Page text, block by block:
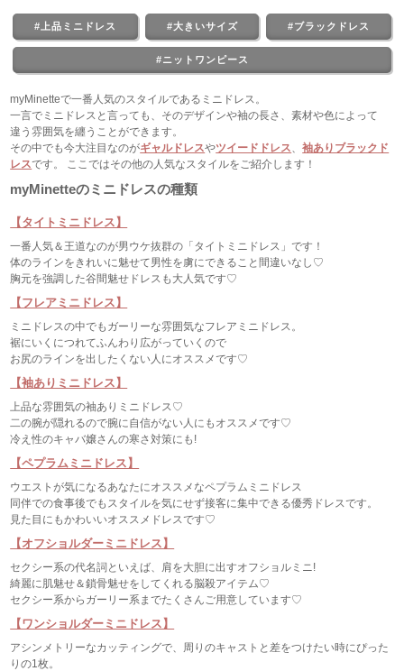
#上品ミニドレス #大きいサイズ #ブラックドレス
#ニットワンピース
myMinetteで一番人気のスタイルであるミニドレス。
一言でミニドレスと言っても、そのデザインや袖の長さ、素材や色によって
違う雰囲気を纏うことができます。
その中でも今大注目なのがギャルドレスやツイードドレス 、袖ありブラックド
レスです。 ここではその他の人気なスタイルをご紹介します！
myMinetteのミニドレスの種類
【タイトミニドレス】
一番人気＆王道なのが男ウケ抜群の「タイトミニドレス」です！
体のラインをきれいに魅せて男性を虜にできること間違いなし♡
胸元を強調した谷間魅せドレスも大人気です♡
【フレアミニドレス】
ミニドレスの中でもガーリーな雰囲気なフレアミニドレス。
裾にいくにつれてふんわり広がっていくので
お尻のラインを出したくない人にオススメです♡
【袖ありミニドレス】
上品な雰囲気の袖ありミニドレス♡
二の腕が隠れるので腕に自信がない人にもオススメです♡
冷え性のキャバ嬢さんの寒さ対策にも!
【ペプラムミニドレス】
ウエストが気になるあなたにオススメなペプラムミニドレス
同伴での食事後でもスタイルを気にせず接客に集中できる優秀ドレスです。
見た目にもかわいいオススメドレスです♡
【オフショルダーミニドレス】
セクシー系の代名詞といえば、肩を大胆に出すオフショルミニ!
綺麗に肌魅せ＆鎖骨魅せをしてくれる脳殺アイテム♡
セクシー系からガーリー系までたくさんご用意しています♡
【ワンショルダーミニドレス】
アシンメトリーなカッティングで、周りのキャストと差をつけたい時にぴった
りの1枚。